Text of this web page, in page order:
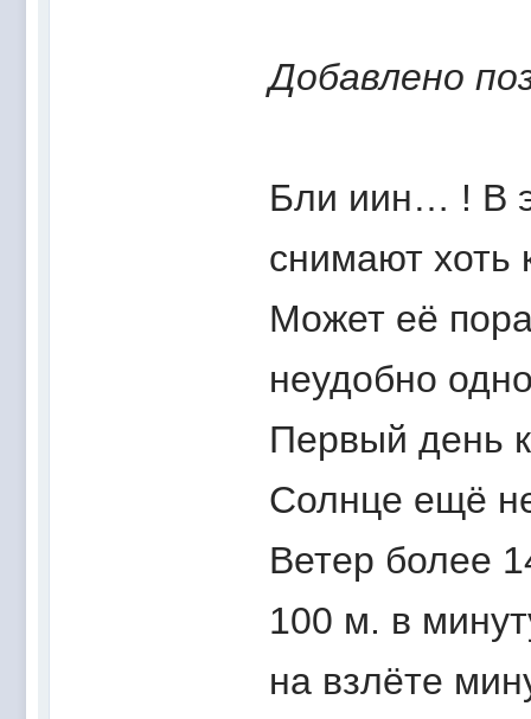
Добавлено
Бли иин… ! В
снимают хоть
Может её
неудобно
Первый день
Солнце ещё
Ветер более
100 м. в
на взлёте